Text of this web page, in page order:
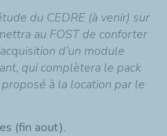
du CEDRE (à venir) sur
au FOST de conforter
d’un module
qui complètera le pack
à la location par le
(fin aout).